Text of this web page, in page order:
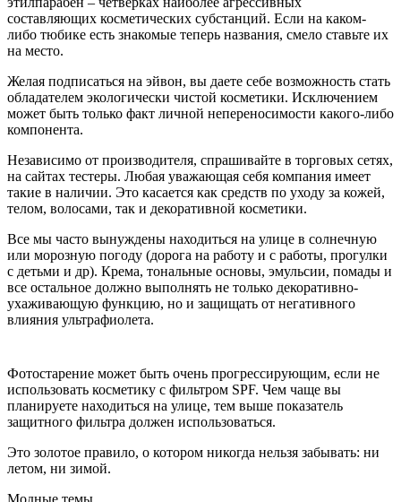
составляющих косметических субстанций. Если на каком-
либо тюбике есть знакомые теперь названия, смело ставьте их
на место.
Желая подписаться на эйвон, вы даете себе возможность стать
обладателем экологически чистой косметики. Исключением
может быть только факт личной непереносимости какого-либо
компонента.
Независимо от производителя, спрашивайте в торговых сетях,
на сайтах тестеры. Любая уважающая себя компания имеет
такие в наличии. Это касается как средств по уходу за кожей,
телом, волосами, так и декоративной косметики.
Все мы часто вынуждены находиться на улице в солнечную
или морозную погоду (дорога на работу и с работы, прогулки
с детьми и др). Крема, тональные основы, эмульсии, помады и
все остальное должно выполнять не только декоративно-
ухаживающую функцию, но и защищать от негативного
влияния ультрафиолета.
Фотостарение может быть очень прогрессирующим, если не
использовать косметику с фильтром SPF. Чем чаще вы
планируете находиться на улице, тем выше показатель
защитного фильтра должен использоваться.
Это золотое правило, о котором никогда нельзя забывать: ни
летом, ни зимой.
Модные темы